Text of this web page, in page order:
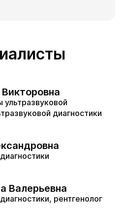
диагностики
Валерьевна
рентгенолог